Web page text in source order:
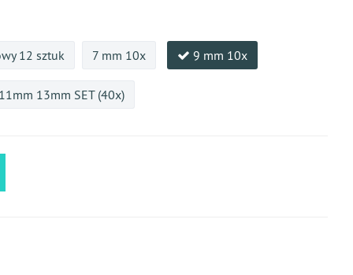
12 sztuk 7 mm 10x 9 mm 10x
13mm SET (40x)